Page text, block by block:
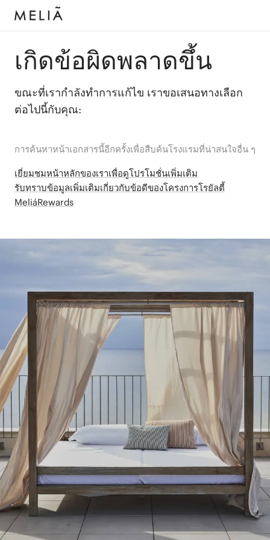
เกิดข้อผิดพลาดขึ้น
ขณะที่เรากำลังทำการแก้ไข เราขอเสนอทางเลือก
ต่อไปนี้กับคุณ:
การค้นหาหน้าเอกสารนี้อีกครั้งเพื่อสืบค้นโรงแรมที่น่าสนใจอื่น ๆ
เยี่ยมชมหน้าหลักของเราเพื่อดูโปรโมชั่นเพิ่มเติม
รับทราบข้อมูลเพิ่มเติมเกี่ยวกับข้อดีของโครงการโรยัลตี้
MeliáRewards